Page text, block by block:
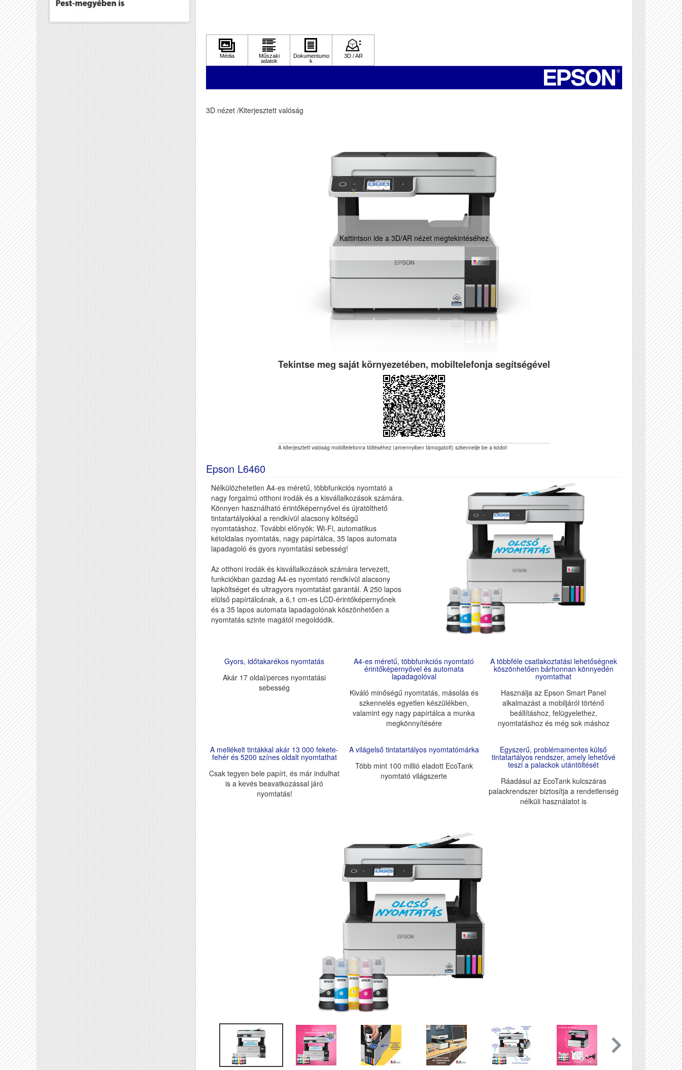
Első fekete nyomat elkészítési ideje (mp)
Első színes nyomat elkészítési ideje (mp)
Igen
7.3
347x346x375
3D nézet /Kiterjesztett valóság
Kattintson ide a 3D/AR nézet megtekintéséhez
Tekintse meg saját környezetében, mobiltelefonja segítségével
A kiterjesztett valóság mobiltelefonra töltéséhez (amennyiben támogatott) szkennelje be a kódot
Epson L6460
Nélkülözhetetlen A4-es méretű, többfunkciós nyomtató a
nagy forgalmú otthoni irodák és a kisvállalkozások számára.
Könnyen használható érintőképernyővel és újratölthető
tintatartályokkal a rendkívül alacsony költségű
nyomtatáshoz. További előnyök: Wi-Fi, automatikus
kétoldalas nyomtatás, nagy papírtálca, 35 lapos automata
lapadagoló és gyors nyomtatási sebesség!
Az otthoni irodák és kisvállalkozások számára tervezett,
funkciókban gazdag A4-es nyomtató rendkívül alacsony
lapköltséget és ultragyors nyomtatást garantál. A 250 lapos
elülső papírtálcának, a 6,1 cm-es LCD-érintőképernyőnek
és a 35 lapos automata lapadagolónak köszönhetően a
nyomtatás szinte magától megoldódik.
Gyors, időtakarékos nyomtatás
Akár 17 oldal/perces nyomtatási
sebesség
A4-es méretű, többfunkciós nyomtató
érintőképernyővel és automata
lapadagolóval
Kiváló minőségű nyomtatás, másolás és
szkennelés egyetlen készülékben,
valamint egy nagy papírtálca a munka
megkönnyítésére
A többféle csatlakoztatási lehetőségnek
köszönhetően bárhonnan könnyedén
nyomtathat
Használja az Epson Smart Panel
alkalmazást a mobiljáról történő
beállításhoz, felügyelethez,
nyomtatáshoz és még sok máshoz
A mellékelt tintákkal akár 13 000 fekete-
fehér és 5200 színes oldalt nyomtathat
Csak tegyen bele papírt, és már indulhat
is a kevés beavatkozással járó
nyomtatás!
A világelső tintatartályos nyomtatómárka
Több mint 100 millió eladott EcoTank
nyomtató világszerte
Egyszerű, problémamentes külső
tintatartályos rendszer, amely lehetővé
teszi a palackok utántöltését
Ráadásul az EcoTank kulcszáras
palackrendszer biztosítja a rendetlenség
nélküli használatot is